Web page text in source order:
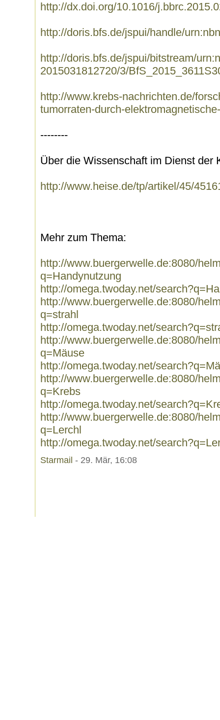
http://dx.doi.org/10.1016/
http://doris.bfs.de/jspui/handle/
http://doris.bfs.de/jspui/bitstream/
2015031812720/3/
http://www.krebs-nachrichten.de/
tumorraten-durch-
--------
Über die Wissenschaft im Dienst der
http://www.heise.de/tp/artikel/45/
Mehr zum Thema:
http://www.buergerwelle.de:8080/
q=Handynutzung
http://omega.twoday.net/
http://www.buergerwelle.de:8080/
q=strahl
http://omega.twoday.net/
http://www.buergerwelle.de:8080/
q=Mäuse
http://omega.twoday.net/
http://www.buergerwelle.de:8080/
q=Krebs
http://omega.twoday.net/
http://www.buergerwelle.de:8080/
q=Lerchl
http://omega.twoday.net/
Starmail - 29. Mär, 16:08